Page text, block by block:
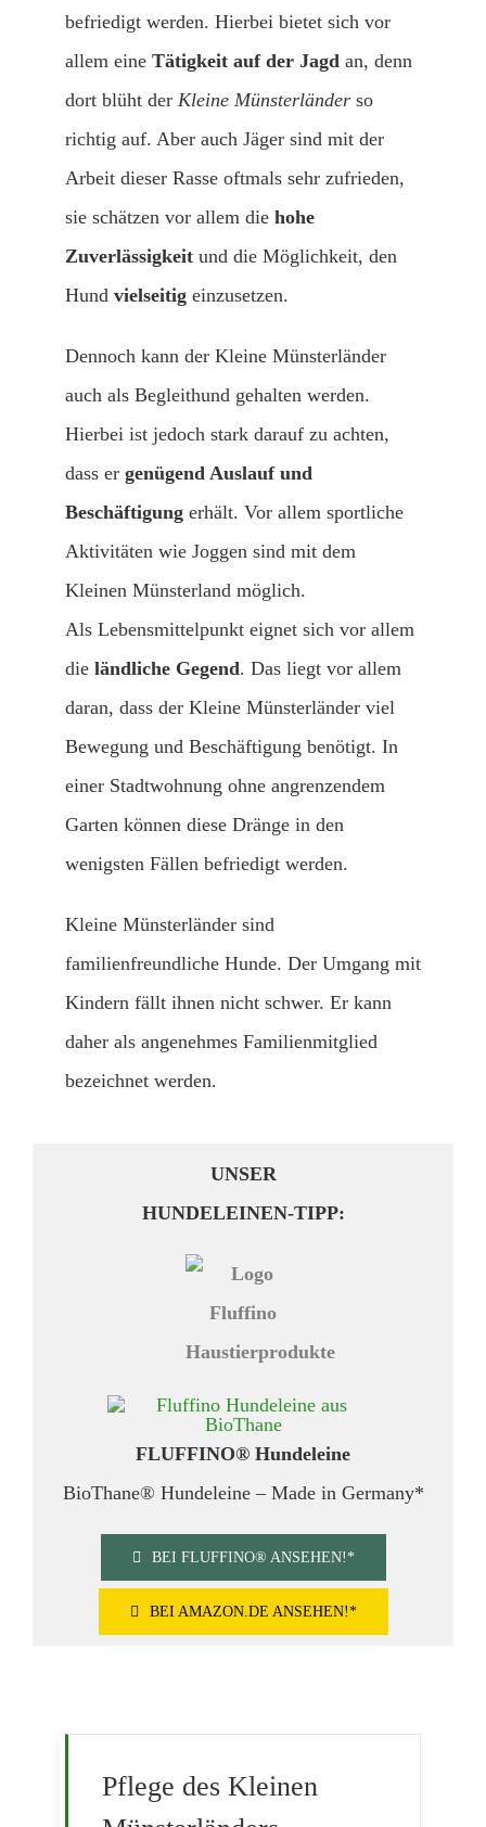
befriedigt werden. Hierbei bietet sich vor
allem eine Tätigkeit auf der Jagd an, denn
dort blüht der Kleine Münsterländer so
richtig auf. Aber auch Jäger sind mit der
Arbeit dieser Rasse oftmals sehr zufrieden,
sie schätzen vor allem die hohe
Zuverlässigkeit und die Möglichkeit, den
Hund vielseitig einzusetzen.
Dennoch kann der Kleine Münsterländer
auch als Begleithund gehalten werden.
Hierbei ist jedoch stark darauf zu achten,
dass er genügend Auslauf und
Beschäftigung erhält. Vor allem sportliche
Aktivitäten wie Joggen sind mit dem
Kleinen Münsterland möglich.
Als Lebensmittelpunkt eignet sich vor allem
die ländliche Gegend. Das liegt vor allem
daran, dass der Kleine Münsterländer viel
Bewegung und Beschäftigung benötigt. In
einer Stadtwohnung ohne angrenzendem
Garten können diese Dränge in den
wenigsten Fällen befriedigt werden.
Kleine Münsterländer sind
familienfreundliche Hunde. Der Umgang mit
Kindern fällt ihnen nicht schwer. Er kann
daher als angenehmes Familienmitglied
bezeichnet werden.
UNSER
HUNDELEINEN-TIPP:
FLUFFINO® Hundeleine
BioThane® Hundeleine – Made in Germany*
BEI FLUFFINO® ANSEHEN!*
BEI AMAZON.DE ANSEHEN!*
Pflege des Kleinen